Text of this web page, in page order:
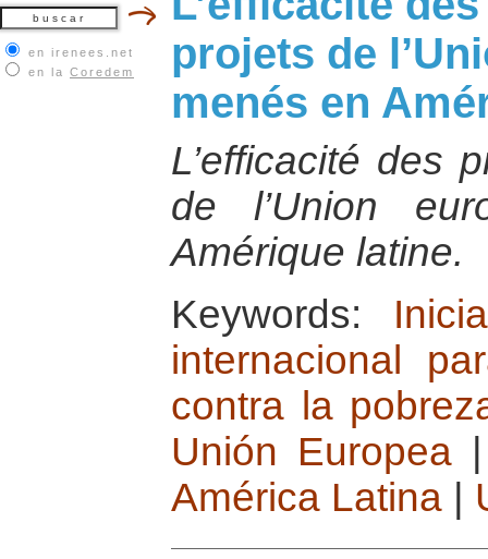
en irenees.net
en la Coredem
projets de
menés en
L’efficacité des
de l’Union
Amérique latine.
Keywords:
internacional
contra la
Unión Europea
América Latina